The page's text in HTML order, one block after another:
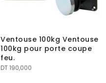
Ventouse 100kg Ventouse
100kg pour porte coupe
feu.
DT190,000